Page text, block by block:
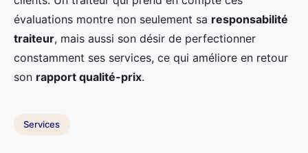
évaluations montre non seulement sa responsabilité
traiteur, mais aussi son désir de perfectionner
constamment ses services, ce qui améliore en retour
son rapport qualité-prix.
Services